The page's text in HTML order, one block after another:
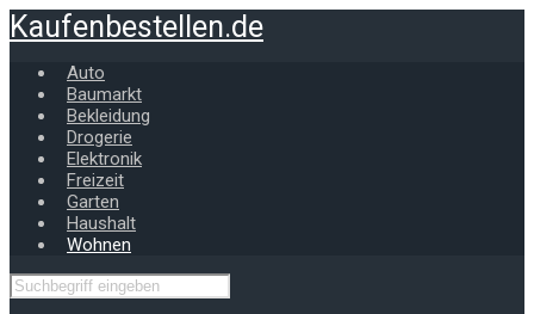
Zum
Hauptinhalt
springen
Kaufenbestellen.de
Auto
Baumarkt
Bekleidung
Drogerie
Elektronik
Freizeit
Garten
Haushalt
Wohnen